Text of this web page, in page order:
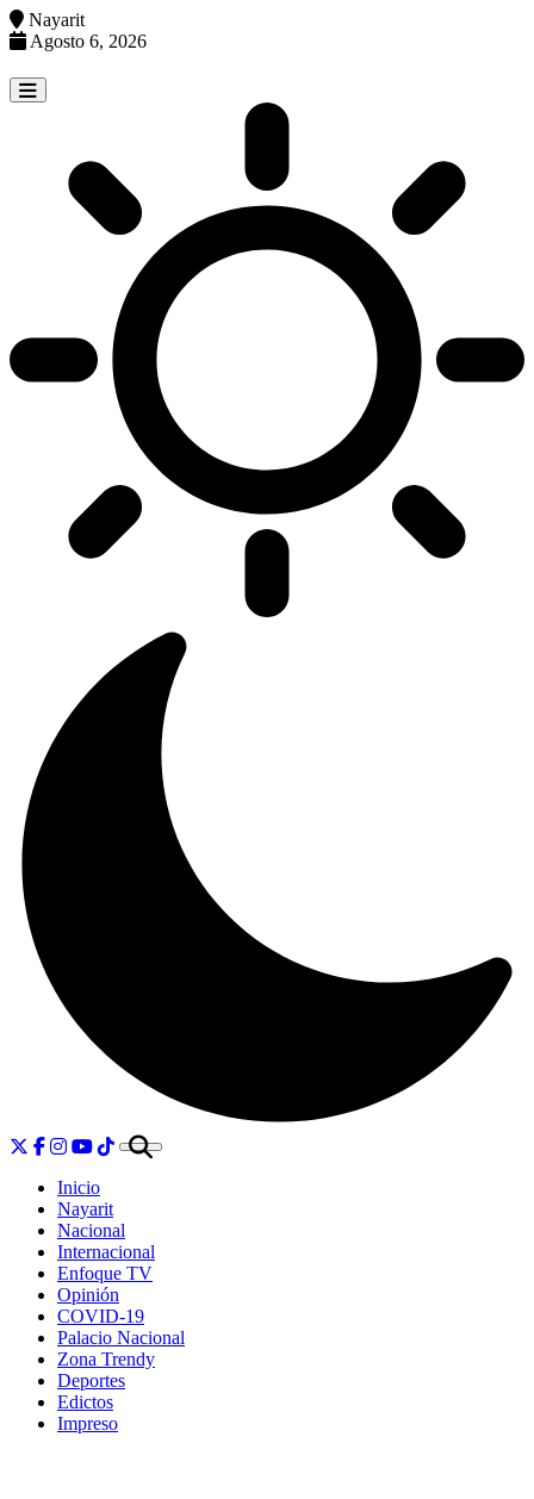
Nayarit
Agosto 6, 2026
to
content
Inicio
Nayarit
Nacional
Internacional
Enfoque TV
Opinión
COVID-19
Palacio Nacional
Zona Trendy
Deportes
Edictos
Impreso